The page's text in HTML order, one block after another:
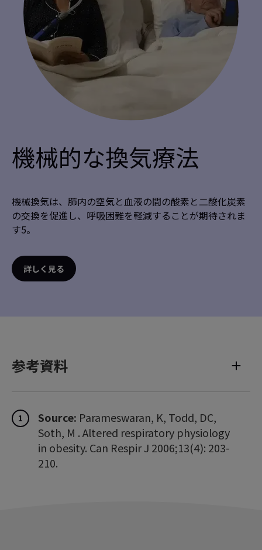
機械的な換気療法
機械換気は、肺内の空気と血液の間の酸素と二酸化炭素
の交換を促進し、呼吸困難を軽減することが期待されま
す5。
詳しく見る
参考資料
1 Source: Parameswaran, K, Todd, DC,
Soth, M . Altered respiratory physiology
in obesity. Can Respir J 2006;13(4): 203-
210.